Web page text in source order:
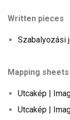
Written pieces
Szabalyozási
Mapping sheets
Utcakép |
Utcakép |